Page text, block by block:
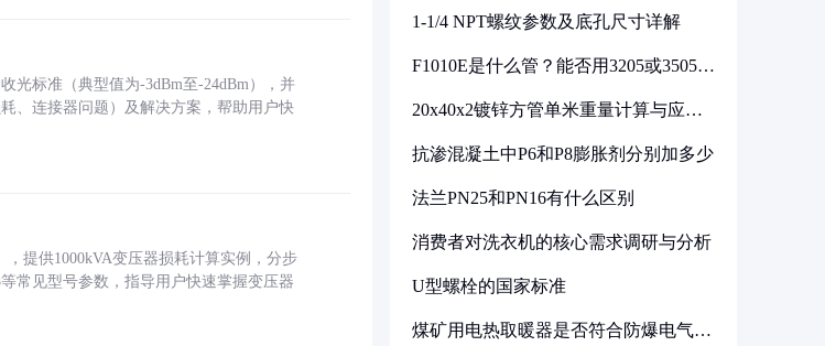
光标准（典型值为-3dBm至-24dBm），并
、连接器问题）及解决方案，帮助用户快
提供1000kVA变压器损耗计算实例，分步
常见型号参数，指导用户快速掌握变压器
1-1/4 NPT螺纹参数及底孔尺寸详解
F1010E是什么管？能否用3205或3505代
20x40x2镀锌方管单米重量计算与应用
抗渗混凝土中P6和P8膨胀剂分别加多少
法兰PN25和PN16有什么区别
消费者对洗衣机的核心需求调研与分析
U型螺栓的国家标准
煤矿用电热取暖器是否符合防爆电气设